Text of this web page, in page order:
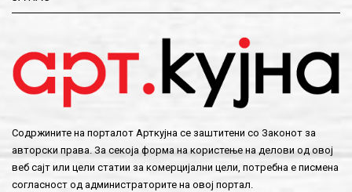
Содржините на порталот Арткујна се заштитени со Законот за
авторски права. За секоја форма на користење на делови од овој
веб сајт или цели статии за комерцијални цели, потребна е писмена
согласност од администраторите на овој портал.